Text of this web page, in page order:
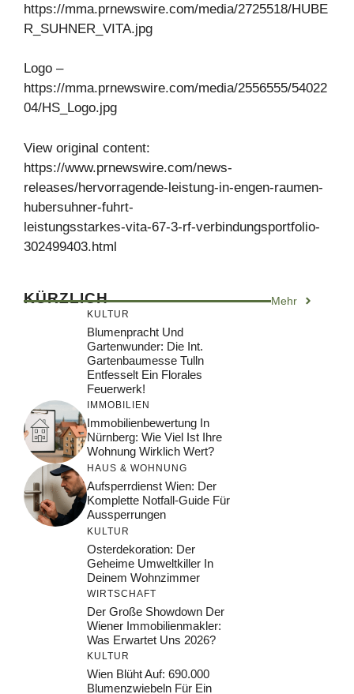
https://mma.prnewswire.com/media/2725518/HUBE
R_SUHNER_VITA.jpg
Logo –
https://mma.prnewswire.com/media/2556555/54022
04/HS_Logo.jpg
View original content:
https://www.prnewswire.com/news-
releases/hervorragende-leistung-in-engen-raumen-
hubersuhner-fuhrt-
leistungsstarkes-vita-67-3-rf-verbindungsportfolio-
302499403.html
KÜRZLICH Mehr
KULTUR
Blumenpracht Und
Gartenwunder: Die Int.
Gartenbaumesse Tulln
Entfesselt Ein Florales
Feuerwerk!
IMMOBILIEN
Immobilienbewertung In
Nürnberg: Wie Viel Ist Ihre
Wohnung Wirklich Wert?
HAUS & WOHNUNG
Aufsperrdienst Wien: Der
Komplette Notfall-Guide Für
Aussperrungen
KULTUR
Osterdekoration: Der
Geheime Umweltkiller In
Deinem Wohnzimmer
WIRTSCHAFT
Der Große Showdown Der
Wiener Immobilienmakler:
Was Erwartet Uns 2026?
KULTUR
Wien Blüht Auf: 690.000
Blumenzwiebeln Für Ein